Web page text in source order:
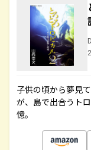
子供の頃から夢見
が、島で出合うト
憶。